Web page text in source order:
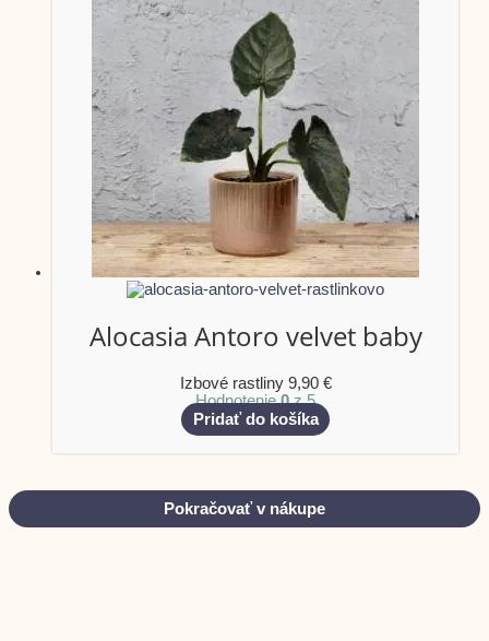
Alocasia Antoro velvet baby
Izbové rastliny 9,90 €
Hodnotenie0z 5
Pridať do košíka
Pokračovať v nákupe